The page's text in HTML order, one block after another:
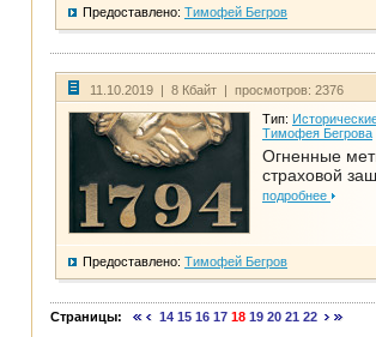
Предоставлено: Тимофей Бегров
11.10.2019 | 8 Кбайт | просмотров: 2376
Тип:
Тимофея Бегрова
Огненные
страховой
подробнее
Предоставлено: Тимофей Бегров
Страницы: 14 15 16 17 18 19 20 21 22